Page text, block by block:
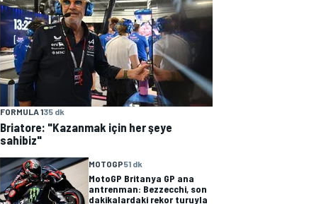
FORMULA 135 dk
Briatore: "Kazanmak için her şeye
sahibiz"
MOTOGP51 dk
MotoGP Britanya GP ana
antrenman: Bezzecchi, son
dakikalardaki rekor turuyla